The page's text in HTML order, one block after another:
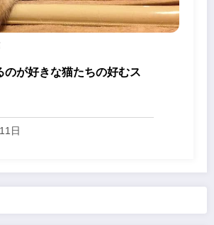
のが好きな猫たちの好むス
日